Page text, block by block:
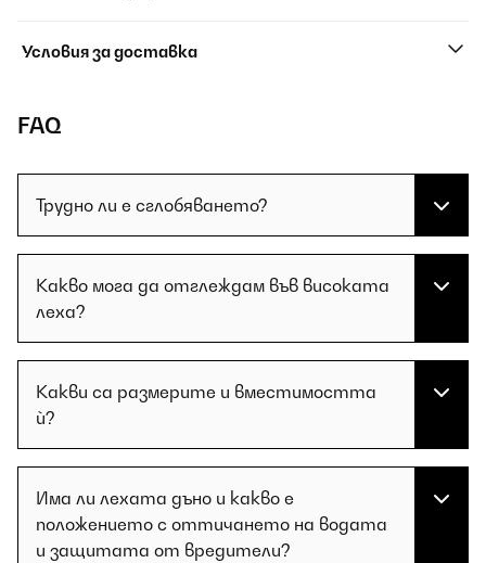
Условия за доставка
FAQ
Трудно ли е сглобяването?
Какво мога да отглеждам във високата
леха?
Какви са размерите и вместимостта
ѝ?
Има ли лехата дъно и какво е
положението с оттичането на водата
и защитата от вредители?